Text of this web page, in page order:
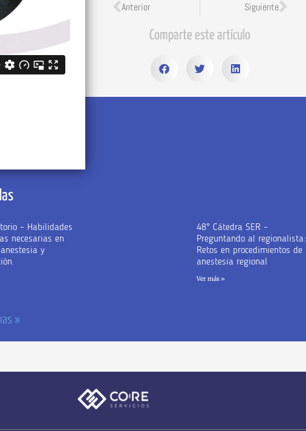
Anterior Siguiente
Comparte este artículo
– Habilidades
necesarias en
y
48° Cátedra SER –
Preguntando al regionalista:
Retos en procedimientos de
anestesia regional
Ver más »
»